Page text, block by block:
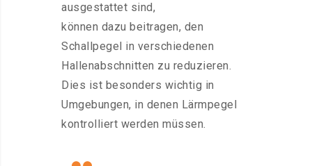
ausgestattet sind,
können dazu beitragen, den
Schallpegel in verschiedenen
Hallenabschnitten zu reduzieren.
Dies ist besonders wichtig in
Umgebungen, in denen Lärmpegel
kontrolliert werden müssen.